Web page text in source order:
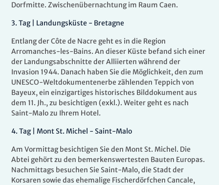
Dorfmitte. Zwischenübernachtung im Raum Caen.
3. Tag | Landungsküste - Bretagne
Entlang der Côte de Nacre geht es in die Region
Arromanches-les-Bains. An dieser Küste befand sich einer
der Landungsabschnitte der Alliierten während der
Invasion 1944. Danach haben Sie die Möglichkeit, den zum
UNESCO-Weltdokumentenerbe zählenden Teppich von
Bayeux, ein einzigartiges historisches Bilddokument aus
dem 11. Jh., zu besichtigen (exkl.). Weiter geht es nach
Saint-Malo zu Ihrem Hotel.
4. Tag | Mont St. Michel - Saint-Malo
Am Vormittag besichtigen Sie den Mont St. Michel. Die
Abtei gehört zu den bemerkenswertesten Bauten Europas.
Nachmittags besuchen Sie Saint-Malo, die Stadt der
Korsaren sowie das ehemalige Fischerdörfchen Cancale,